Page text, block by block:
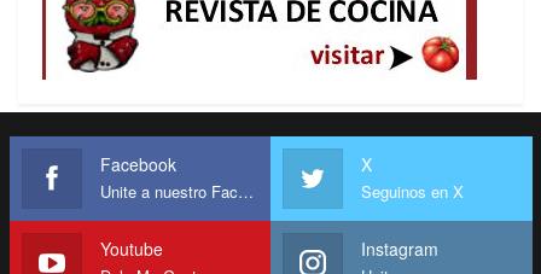
Facebook
Unite a nuestro Facebook
X
Seguinos en X
Youtube Instagram